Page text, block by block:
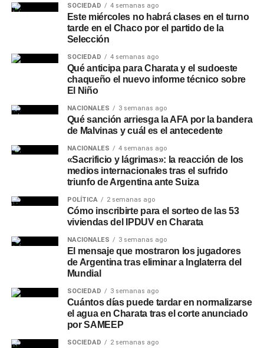
SOCIEDAD 4 semanas ago
Este miércoles no habrá clases en el turno
tarde en el Chaco por el partido de la
Selección
SOCIEDAD 4 semanas ago
Qué anticipa para Charata y el sudoeste
chaqueño el nuevo informe técnico sobre
El Niño
NACIONALES 3 semanas ago
Qué sanción arriesga la AFA por la bandera
de Malvinas y cuál es el antecedente
NACIONALES 4 semanas ago
«Sacrificio y lágrimas»: la reacción de los
medios internacionales tras el sufrido
triunfo de Argentina ante Suiza
POLÍTICA 2 semanas ago
Cómo inscribirte para el sorteo de las 53
viviendas del IPDUV en Charata
NACIONALES 3 semanas ago
El mensaje que mostraron los jugadores
de Argentina tras eliminar a Inglaterra del
Mundial
SOCIEDAD 3 semanas ago
Cuántos días puede tardar en normalizarse
el agua en Charata tras el corte anunciado
por SAMEEP
SOCIEDAD 2 semanas ago